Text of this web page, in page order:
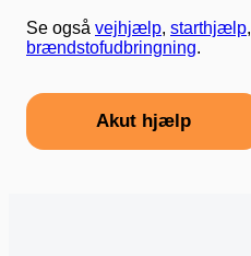
Se også vejhjælp, starthjælp,
brændstofudbringning.
Akut hjælp